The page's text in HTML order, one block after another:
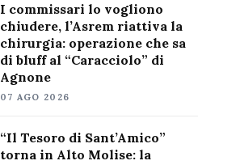
I commissari lo vogliono
chiudere, l’Asrem riattiva la
chirurgia: operazione che sa
di bluff al “Caracciolo” di
Agnone
07 AGO 2026
“Il Tesoro di Sant’Amico”
torna in Alto Molise: la